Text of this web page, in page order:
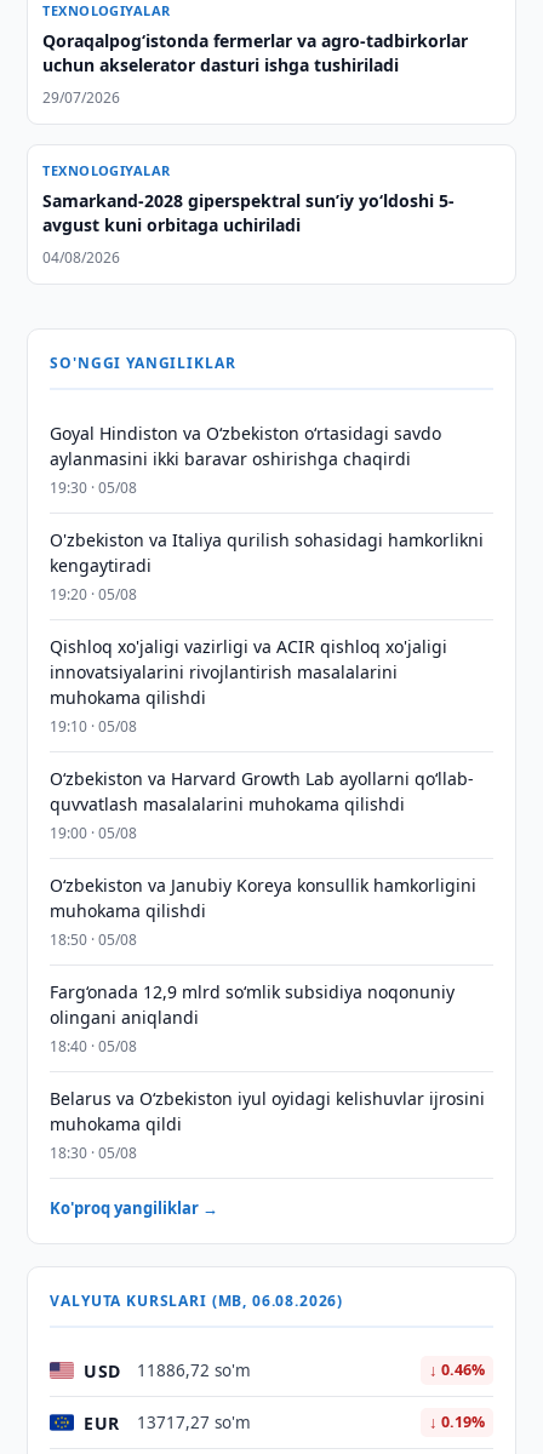
TEXNOLOGIYALAR
Qoraqalpog‘istonda fermerlar va agro-tadbirkorlar
uchun akselerator dasturi ishga tushiriladi
29/07/2026
TEXNOLOGIYALAR
Samarkand-2028 giperspektral sun’iy yo‘ldoshi 5-
avgust kuni orbitaga uchiriladi
04/08/2026
SO'NGGI YANGILIKLAR
Goyal Hindiston va Oʻzbekiston oʻrtasidagi savdo
aylanmasini ikki baravar oshirishga chaqirdi
19:30 · 05/08
O'zbekiston va Italiya qurilish sohasidagi hamkorlikni
kengaytiradi
19:20 · 05/08
Qishloq xo'jaligi vazirligi va ACIR qishloq xo'jaligi
innovatsiyalarini rivojlantirish masalalarini
muhokama qilishdi
19:10 · 05/08
Oʻzbekiston va Harvard Growth Lab ayollarni qoʻllab-
quvvatlash masalalarini muhokama qilishdi
19:00 · 05/08
Oʻzbekiston va Janubiy Koreya konsullik hamkorligini
muhokama qilishdi
18:50 · 05/08
Farg‘onada 12,9 mlrd so‘mlik subsidiya noqonuniy
olingani aniqlandi
18:40 · 05/08
Belarus va O‘zbekiston iyul oyidagi kelishuvlar ijrosini
muhokama qildi
18:30 · 05/08
Ko'proq yangiliklar →
VALYUTA KURSLARI (MB, 06.08.2026)
USD 11886,72 so'm ↓ 0.46%
EUR 13717,27 so'm ↓ 0.19%